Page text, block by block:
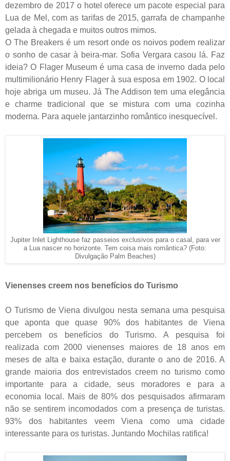
dezembro de 2017 o hotel oferece um pacote especial para
Lua de Mel, com as tarifas de 2015, garrafa de champanhe
gelada à chegada e muitos outros mimos.
O The Breakers é um resort onde os noivos podem realizar
o sonho de casar à beira-mar. Sofia Vergara casou lá. Faz
ideia? O Flager Museum é uma casa de inverno dada pelo
multimilionário Henry Flager à sua esposa em 1902. O local
hoje abriga um museu. Já The Addison tem uma elegância
e charme tradicional que se mistura com uma cozinha
moderna. Para aquele jantarzinho romântico inesquecível.
Jupiter Inlet Lighthouse faz passeios exclusivos para o casal, para ver
a Lua nascer no horizonte. Tem coisa mais romântica? (Foto:
Divulgação Palm Beaches)
Vienenses creem nos benefícios do Turismo
O Turismo de Viena divulgou nesta semana uma pesquisa
que aponta que quase 90% dos habitantes de Viena
percebem os benefícios do Turismo. A pesquisa foi
realizada com 2000 vienenses maiores de 18 anos em
meses de alta e baixa estação, durante o ano de 2016. A
grande maioria dos entrevistados creem no turismo como
importante para a cidade, seus moradores e para a
economia local. Mais de 80% dos pesquisados afirmaram
não se sentirem incomodados com a presença de turistas.
93% dos habitantes veem Viena como uma cidade
interessante para os turistas. Juntando Mochilas ratifica!